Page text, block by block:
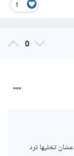
1
0
تخليها ترد